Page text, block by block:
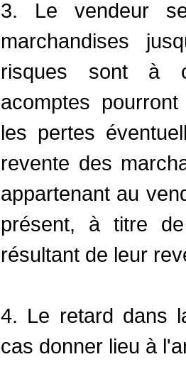
3. Le vendeur
marchandises
risques sont à
acomptes
les pertes
revente des
appartenant au
présent, à titre
résultant de leur
4. Le retard dans
cas donner lieu à